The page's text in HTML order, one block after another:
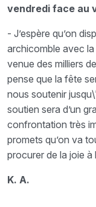
vendredi face au
- J’espère qu’on
archicomble avec
venue des milliers
pense que la fête
nous soutenir
soutien sera d’un
confrontation très
promets qu’on va
procurer de la joie
K. A.